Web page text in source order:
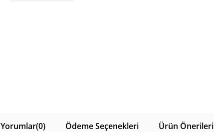
Yorumlar(0) Ödeme Seçenekleri Ürün Önerileri